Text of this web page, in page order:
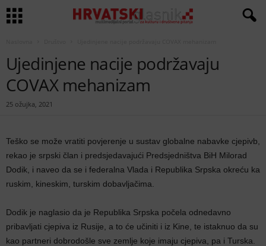
Ujedinjene nacije podržavaju
COVAX mehanizam
25 ožujka, 2021
Teško se može vratiti povjerenje u sustav globalne nabavke cjepivb,
rekao je srpski član i predsjedavajući Predsjedništva BiH Milorad
Dodik, i naveo da se i federalna Vlada i Republika Srpska okreću ka
ruskim, kineskim, turskim dobavljačima.
Dodik je naglasio da je Republika Srpska počela odnedavno
pribavljati cjepiva iz Rusije, a to će učiniti i iz Kine, te istaknuo da su
kao partneri dobrodošle sve zemlje koje imaju cjepiva, pa i Turska.